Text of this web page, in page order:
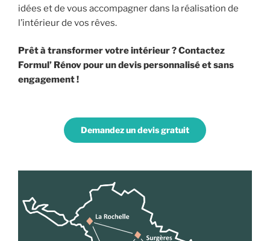
idées et de vous accompagner dans la réalisation de
l’intérieur de vos rêves.
Prêt à transformer votre intérieur ? Contactez
Formul’ Rénov pour un devis personnalisé et sans
engagement !
Demandez un devis gratuit